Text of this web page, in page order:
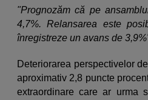
"Prognozăm că pe
4,7%. Relansarea este
înregistreze un avans de
Deteriorarea perspectivelor
aproximativ 2,8 puncte
extraordinare care ar urma